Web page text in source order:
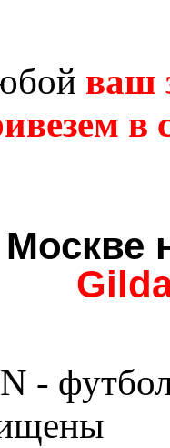
ваш
в
-